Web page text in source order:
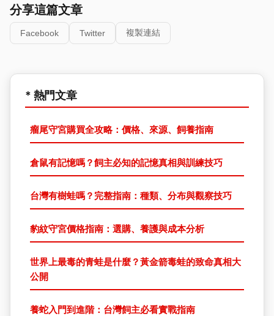
分享這篇文章
Facebook Twitter 複製連結
* 熱門文章
瘤尾守宮購買全攻略：價格、來源、飼養指南
倉鼠有記憶嗎？飼主必知的記憶真相與訓練技巧
台灣有樹蛙嗎？完整指南：種類、分布與觀察技巧
豹紋守宮價格指南：選購、養護與成本分析
世界上最毒的青蛙是什麼？黃金箭毒蛙的致命真相大
公開
養蛇入門到進階：台灣飼主必看實戰指南